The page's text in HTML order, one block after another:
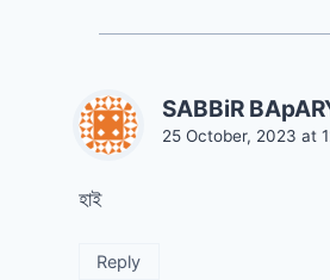
SABBiR
25 October, 2023 at
হাই
Reply